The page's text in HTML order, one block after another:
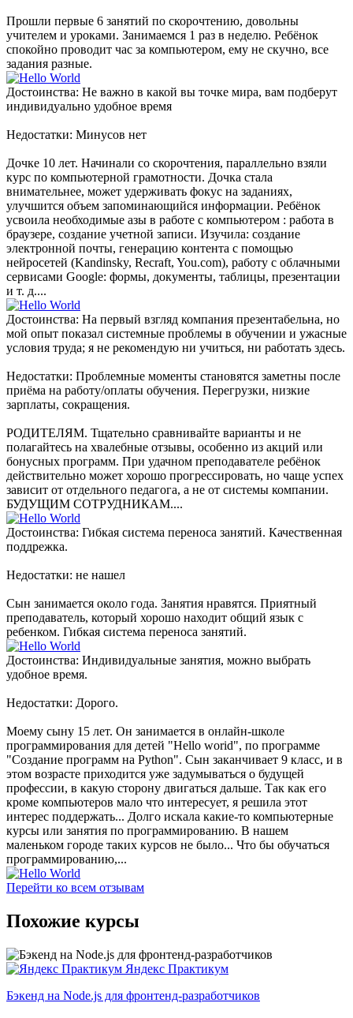
Прошли первые 6 занятий по скорочтению, довольны
учителем и уроками. Занимаемся 1 раз в неделю. Ребёнок
спокойно проводит час за компьютером, ему не скучно, все
задания разные.
Достоинства: Не важно в какой вы точке мира, вам подберут
индивидуально удобное время
Недостатки: Минусов нет
Дочке 10 лет. Начинали со скорочтения, параллельно взяли
курс по компьютерной грамотности. Дочка стала
внимательнее, может удерживать фокус на заданиях,
улучшится объем запоминающийся информации. Ребёнок
усвоила необходимые азы в работе с компьютером : работа в
браузере, создание учетной записи. Изучила: создание
электронной почты, генерацию контента с помощью
нейросетей (Kandinsky, Recraft, You.com), работу с облачными
сервисами Google: формы, документы, таблицы, презентации
и т. д....
Достоинства: На первый взгляд компания презентабельна, но
мой опыт показал системные проблемы в обучении и ужасные
условия труда; я не рекомендую ни учиться, ни работать здесь.
Недостатки: Проблемные моменты становятся заметны после
приёма на работу/оплаты обучения. Перегрузки, низкие
зарплаты, сокращения.
РОДИТЕЛЯМ. Тщательно сравнивайте варианты и не
полагайтесь на хвалебные отзывы, особенно из акций или
бонусных программ. При удачном преподавателе ребёнок
действительно может хорошо прогрессировать, но чаще успех
зависит от отдельного педагога, а не от системы компании.
БУДУЩИМ СОТРУДНИКАМ....
Достоинства: Гибкая система переноса занятий. Качественная
поддрежка.
Недостатки: не нашел
Сын занимается около года. Занятия нравятся. Приятный
преподаватель, который хорошо находит общий язык с
ребенком. Гибкая система переноса занятий.
Достоинства: Индивидуальные занятия, можно выбрать
удобное время.
Недостатки: Дорого.
Моему сыну 15 лет. Он занимается в онлайн-школе
программирования для детей "Hello worid", по программе
"Создание программ на Python". Сын заканчивает 9 класс, и в
этом возрасте приходится уже задумываться о будущей
профессии, в какую сторону двигаться дальше. Так как его
кроме компьютеров мало что интересует, я решила этот
интерес поддержать... Долго искала какие-то компьютерные
курсы или занятия по программированию. В нашем
маленьком городе таких курсов не было... Что бы обучаться
программированию,...
Перейти ко всем отзывам
Похожие курсы
Яндекс Практикум
Бэкенд на Node.js для фронтенд-разработчиков